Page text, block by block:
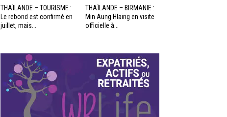
THAÏLANDE – TOURISME :
Le rebond est confirmé en
juillet, mais...
THAÏLANDE – BIRMANIE :
Min Aung Hlaing en visite
officielle à...